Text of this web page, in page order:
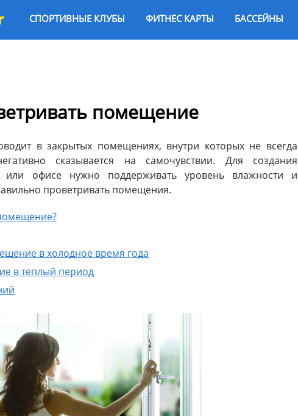
СПОРТИВНЫЕ КЛУБЫ ФИТНЕС КАРТЫ БАССЕЙНЫ
помещение
в закрытых помещениях, внутри которых не всегда
сказывается на самочувствии. Для создания
или офисе нужно поддерживать уровень влажности и
проветривать помещения.
в холодное время года
в теплый период